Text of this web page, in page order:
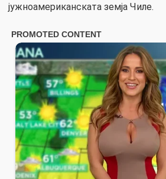
јужноамериканската земја Чиле.